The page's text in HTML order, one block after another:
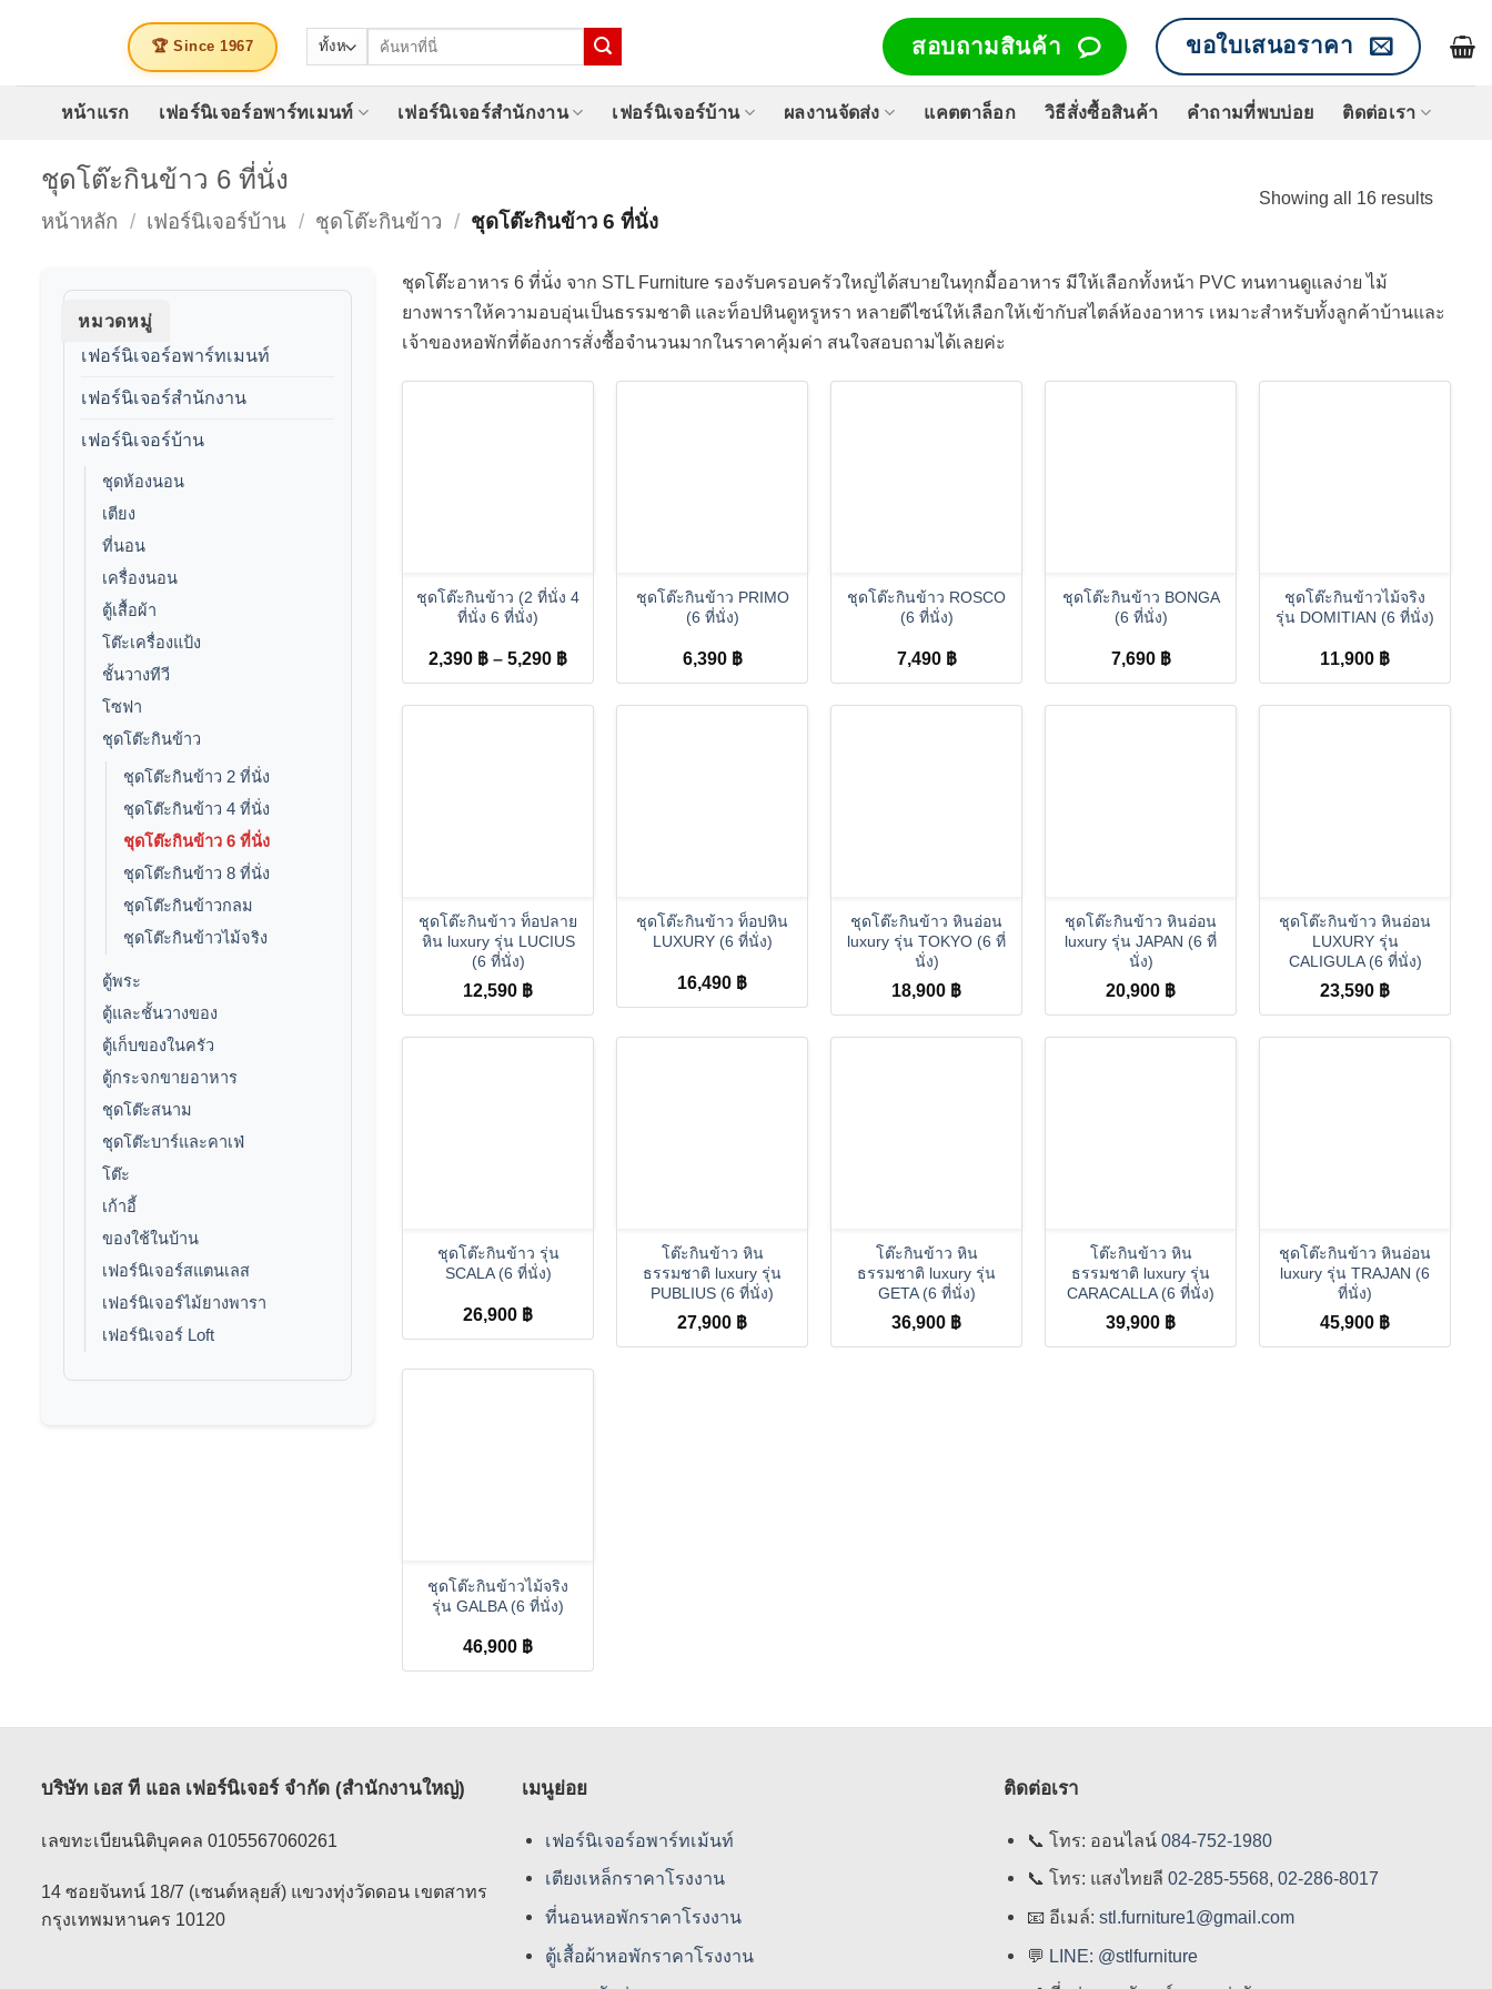
🏆 Since 1967
ค้นหา: สอบถามสินค้า ขอใบเสนอราคา
หน้าแรก เฟอร์นิเจอร์อพาร์ทเมนท์ เฟอร์นิเจอร์สำนักงาน เฟอร์นิเจอร์บ้าน ผลงานจัดส่ง แคตตาล็อก วิธีสั่งซื้อสินค้า คำถามที่พบบ่อย ติดต่อเรา
ชุดโต๊ะกินข้าว 6 ที่นั่ง
หน้าหลัก / เฟอร์นิเจอร์บ้าน / ชุดโต๊ะกินข้าว / ชุดโต๊ะกินข้าว 6 ที่นั่ง
Showing all 16 resultsSorted
to
หมวดหมู่
เฟอร์นิเจอร์อพาร์ทเมนท์
เฟอร์นิเจอร์สำนักงาน
เฟอร์นิเจอร์บ้าน
ชุดห้องนอน
เตียง
ที่นอน
เครื่องนอน
ตู้เสื้อผ้า
โต๊ะเครื่องแป้ง
ชั้นวางทีวี
โซฟา
ชุดโต๊ะกินข้าว
ชุดโต๊ะกินข้าว 2 ที่นั่ง
ชุดโต๊ะกินข้าว 4 ที่นั่ง
ชุดโต๊ะกินข้าว 6 ที่นั่ง
ชุดโต๊ะกินข้าว 8 ที่นั่ง
ชุดโต๊ะกินข้าวกลม
ชุดโต๊ะกินข้าวไม้จริง
ตู้พระ
ตู้และชั้นวางของ
ตู้เก็บของในครัว
ตู้กระจกขายอาหาร
ชุดโต๊ะสนาม
ชุดโต๊ะบาร์และคาเฟ่
โต๊ะ
เก้าอี้
ของใช้ในบ้าน
เฟอร์นิเจอร์สแตนเลส
เฟอร์นิเจอร์ไม้ยางพารา
เฟอร์นิเจอร์ Loft
ชุดโต๊ะอาหาร 6 ที่นั่ง จาก STL Furniture รองรับครอบครัวใหญ่ได้สบายในทุกมื้ออาหาร มีให้เลือกทั้งหน้า PVC ทนทานดูแลง่าย ไม้
ยางพาราให้ความอบอุ่นเป็นธรรมชาติ และท็อปหินดูหรูหรา หลายดีไซน์ให้เลือกให้เข้ากับสไตล์ห้องอาหาร เหมาะสำหรับทั้งลูกค้าบ้านและ
เจ้าของหอพักที่ต้องการสั่งซื้อจำนวนมากในราคาคุ้มค่า สนใจสอบถามได้เลยค่ะ
ชุดโต๊ะกินข้าว (2 ที่นั่ง 4
ที่นั่ง 6 ที่นั่ง)
2,390 ฿ – 5,290 ฿Price
range:
ชุดโต๊ะกินข้าว PRIMO
(6 ที่นั่ง)
6,390 ฿
ชุดโต๊ะกินข้าว ROSCO
(6 ที่นั่ง)
7,490 ฿
ชุดโต๊ะกินข้าว BONGA
(6 ที่นั่ง)
7,690 ฿
ชุดโต๊ะกินข้าวไม้จริง
รุ่น DOMITIAN (6 ที่นั่ง)
11,900 ฿
ชุดโต๊ะกินข้าว ท็อปลาย
หิน luxury รุ่น LUCIUS
(6 ที่นั่ง)
12,590 ฿
ชุดโต๊ะกินข้าว ท็อปหิน
LUXURY (6 ที่นั่ง)
16,490 ฿
ชุดโต๊ะกินข้าว หินอ่อน
luxury รุ่น TOKYO (6 ที่
นั่ง)
18,900 ฿
ชุดโต๊ะกินข้าว หินอ่อน
luxury รุ่น JAPAN (6 ที่
นั่ง)
20,900 ฿
ชุดโต๊ะกินข้าว หินอ่อน
LUXURY รุ่น
CALIGULA (6 ที่นั่ง)
23,590 ฿
ชุดโต๊ะกินข้าว รุ่น
SCALA (6 ที่นั่ง)
26,900 ฿
โต๊ะกินข้าว หิน
ธรรมชาติ luxury รุ่น
PUBLIUS (6 ที่นั่ง)
27,900 ฿
โต๊ะกินข้าว หิน
ธรรมชาติ luxury รุ่น
GETA (6 ที่นั่ง)
36,900 ฿
โต๊ะกินข้าว หิน
ธรรมชาติ luxury รุ่น
CARACALLA (6 ที่นั่ง)
39,900 ฿
ชุดโต๊ะกินข้าว หินอ่อน
luxury รุ่น TRAJAN (6
ที่นั่ง)
45,900 ฿
ชุดโต๊ะกินข้าวไม้จริง
รุ่น GALBA (6 ที่นั่ง)
46,900 ฿
บริษัท เอส ที แอล เฟอร์นิเจอร์ จำกัด (สำนักงานใหญ่)
เลขทะเบียนนิติบุคคล 0105567060261
14 ซอยจันทน์ 18/7 (เซนต์หลุยส์) แขวงทุ่งวัดดอน เขตสาทร
กรุงเทพมหานคร 10120
เมนูย่อย
เฟอร์นิเจอร์อพาร์ทเม้นท์
เตียงเหล็กราคาโรงงาน
ที่นอนหอพักราคาโรงงาน
ตู้เสื้อผ้าหอพักราคาโรงงาน
ติดต่อเรา
📞 โทร: ออนไลน์ 084-752-1980
📞 โทร: แสงไทยลี 02-285-5568, 02-286-8017
📧อีเมล์: stl.furniture1@gmail.com
💬 LINE: @stlfurniture